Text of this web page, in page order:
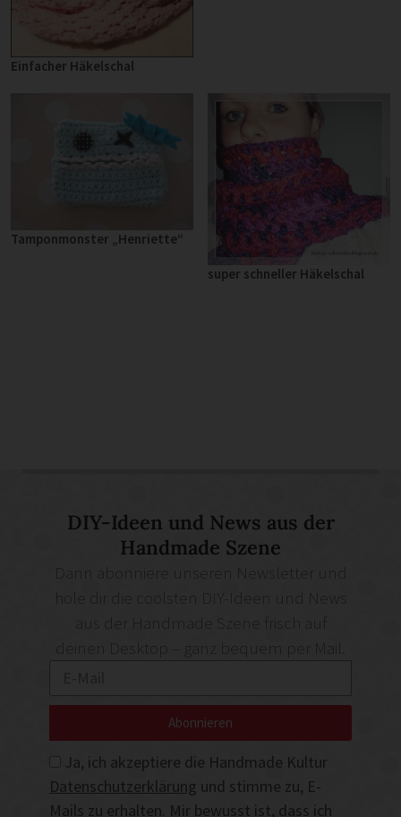
Einfacher Häkelschal
Tamponmonster „Henriette“
super schneller Häkelschal
DIY-Ideen und News aus der
Handmade Szene
deinen Desktop – ganz bequem per Mail.
Ja, ich akzeptiere die Handmade Kultur
Datenschutzerklärung und stimme zu, E-
Mails zu erhalten. Mir bewusst ist, dass ich
Abonnieren